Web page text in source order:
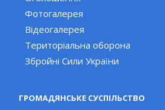
Фотогалерея
Відеогалерея
Територіальна оборона
Збройні Сили України
ГРОМАДЯНСЬКЕ СУСПІЛЬСТВО